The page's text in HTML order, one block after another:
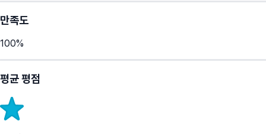
만족도
100%
평균 평점